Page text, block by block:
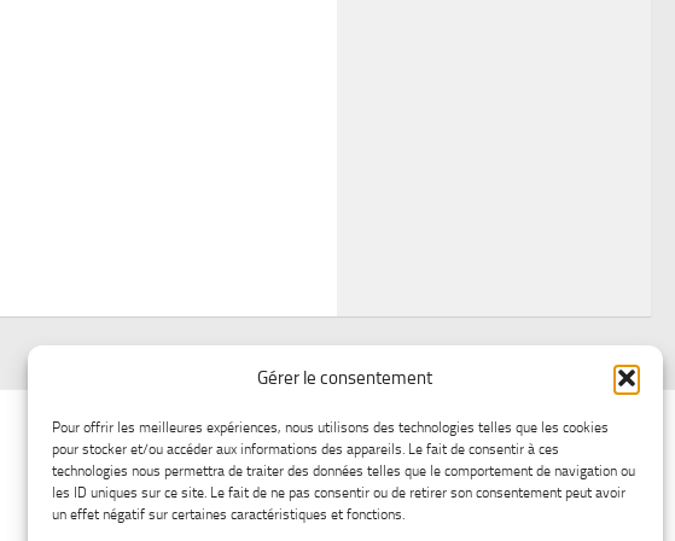
Gérer le consentement
Pour offrir les meilleures expériences, nous utilisons des technologies telles que les cookies
pour stocker et/ou accéder aux informations des appareils. Le fait de consentir à ces
technologies nous permettra de traiter des données telles que le comportement de navigation ou
les ID uniques sur ce site. Le fait de ne pas consentir ou de retirer son consentement peut avoir
un effet négatif sur certaines caractéristiques et fonctions.
Afficher chez nous Lac-Saint-Jean glace Boutique en ligne